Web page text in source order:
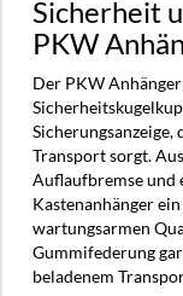
Sicherheit
PKW
Der PKW
Transport sorgt.
Auflaufbremse und
Kastenanhänger
wartungsarmen
Gummifederung
beladenem